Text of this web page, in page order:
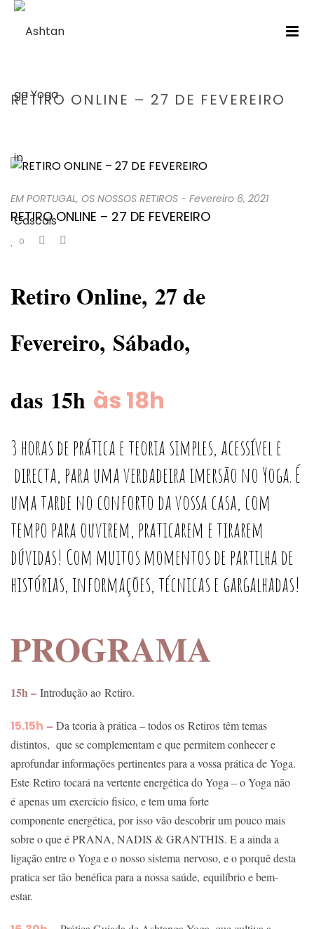
RETIRO ONLINE – 27 DE FEVEREIRO
EM PORTUGAL, OS NOSSOS RETIROS - Fevereiro 6, 2021
RETIRO ONLINE – 27 DE FEVEREIRO
0
Retiro Online, 27 de
Fevereiro, Sábado,
das 15h às 18h
3 horas de prática e teoria simples, acessível e
directa, para uma verdadeira imersão no Yoga. É
uma tarde no conforto da vossa casa, com
tempo para ouvirem, praticarem e tirarem
dúvidas! Com muitos momentos de partilha de
histórias, informações, técnicas e gargalhadas!
PROGRAMA
15h – Introdução ao Retiro.
15.15h – Da teoria à prática – todos os Retiros têm temas
distintos, que se complementam e que permitem conhecer e
aprofundar informações pertinentes para a vossa prática de Yoga.
Este Retiro tocará na vertente energética do Yoga – o Yoga não
é apenas um exercício fisico, e tem uma forte
componente energética, por isso vão descobrir um pouco mais
sobre o que é PRANA, NADIS & GRANTHIS. E a ainda a
ligação entre o Yoga e o nosso sistema nervoso, e o porquê desta
pratica ser tão benéfica para a nossa saúde, equilíbrio e bem-
estar.